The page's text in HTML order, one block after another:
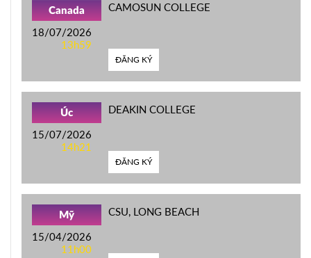
Canada
18/07/2026
13h59
CAMOSUN COLLEGE
ĐĂNG KÝ
Úc
15/07/2026
14h21
DEAKIN COLLEGE
ĐĂNG KÝ
Mỹ
15/04/2026
11h00
CSU, LONG BEACH